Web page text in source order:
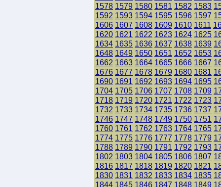
1578 1579 1580 1581 1582 1583
1592 1593 1594 1595 1596 1597
1606 1607 1608 1609 1610 1611
1620 1621 1622 1623 1624 1625
1634 1635 1636 1637 1638 1639
1648 1649 1650 1651 1652 1653
1662 1663 1664 1665 1666 1667
1676 1677 1678 1679 1680 1681
1690 1691 1692 1693 1694 1695
1704 1705 1706 1707 1708 1709
1718 1719 1720 1721 1722 1723
1732 1733 1734 1735 1736 1737
1746 1747 1748 1749 1750 1751
1760 1761 1762 1763 1764 1765
1774 1775 1776 1777 1778 1779
1788 1789 1790 1791 1792 1793
1802 1803 1804 1805 1806 1807
1816 1817 1818 1819 1820 1821
1830 1831 1832 1833 1834 1835
1844 1845 1846 1847 1848 1849